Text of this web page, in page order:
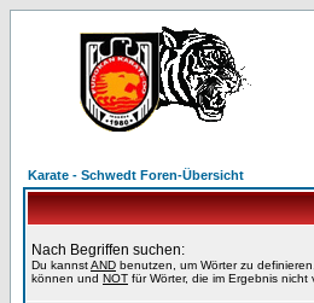
Karate - Schwedt Foren-Übersicht
Nach Begriffen suchen:
Du kannstAND benutzen, um Wörter zu
können und NOT für Wörter, die im Ergebnis